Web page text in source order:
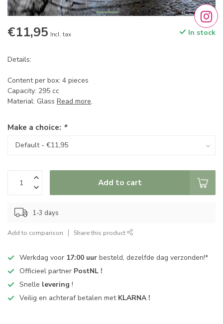
€11,95 Incl. tax In stock
Details:
Content per box: 4 pieces
Capacity: 295 cc
Material: Glass Read more.
Make a choice: *
Add to cart
1-3 days
Add to comparison Share this product
Werkdag voor 17:00 uur besteld, dezelfde dag verzonden!*
Officieel partner PostNL !
Snelle levering !
Veilig en achteraf betalen met KLARNA !